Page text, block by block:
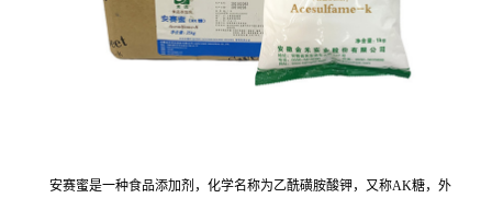
安赛蜜是一种食品添加剂，化学名称为乙酰磺胺酸钾，又称AK糖，外